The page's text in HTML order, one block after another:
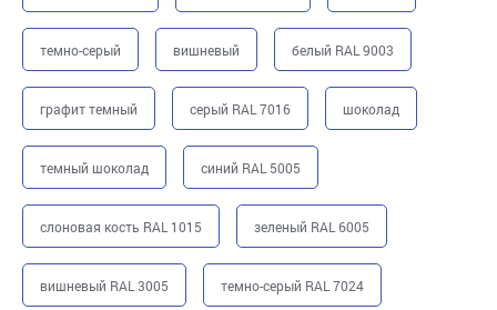
темно-серый вишневый белый RAL 9003
графит темный серый RAL 7016 шоколад
темный шоколад синий RAL 5005
слоновая кость RAL 1015 зеленый RAL 6005
вишневый RAL 3005 темно-серый RAL 7024